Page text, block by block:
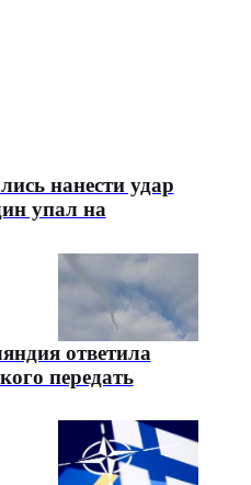
нанести удар
упал на
ответила
передать